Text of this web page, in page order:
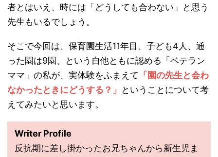
者とはいえ、時には「どうしても合わない」と思う
先生もいるでしょう。
そこで今回は、保育園生活11年目、子ども4人、通
った園は9園、という自他ともに認める「ベテラン
ママ」の私が、実体験をふまえて 「園の先生と会わ
なかったときにどうする？」
ということについて考
えてみたいと思います。
Writer Profile
反抗期に差し掛かったお兄ちゃんから新生児ま